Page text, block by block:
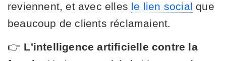
reviennent, et avec elles le lien social que
beaucoup de clients réclamaient.
👉 L'intelligence artificielle contre la